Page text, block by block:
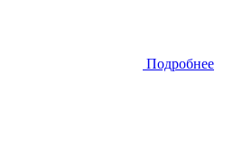
Подробнее